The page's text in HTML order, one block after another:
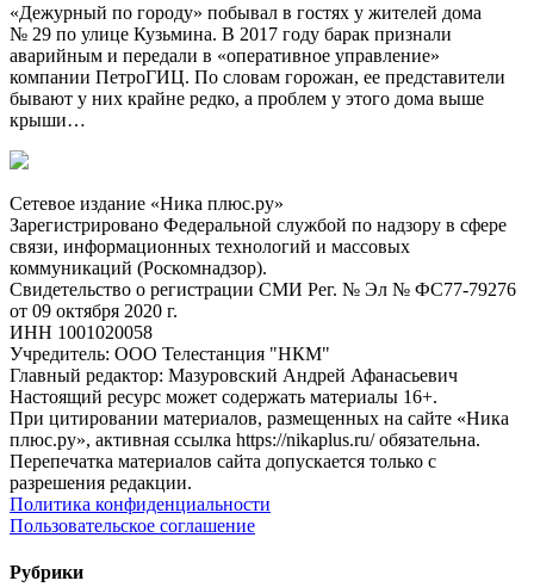
«Дежурный по городу» побывал в гостях у жителей дома
№ 29 по улице Кузьмина. В 2017 году барак признали
аварийным и передали в «оперативное управление»
компании ПетроГИЦ. По словам горожан, ее представители
бывают у них крайне редко, а проблем у этого дома выше
крыши…
Сетевое издание «Ника плюс.ру»
Зарегистрировано Федеральной службой по надзору в сфере
связи, информационных технологий и массовых
коммуникаций (Роскомнадзор).
Свидетельство о регистрации СМИ Рег. № Эл № ФС77-79276
от 09 октября 2020 г.
ИНН 1001020058
Учредитель: ООО Телестанция "НКМ"
Главный редактор: Мазуровский Андрей Афанасьевич
Настоящий ресурс может содержать материалы 16+.
При цитировании материалов, размещенных на сайте «Ника
плюс.ру», активная ссылка https://nikaplus.ru/ обязательна.
Перепечатка материалов сайта допускается только с
разрешения редакции.
Политика конфиденциальности
Пользовательское соглашение
Рубрики